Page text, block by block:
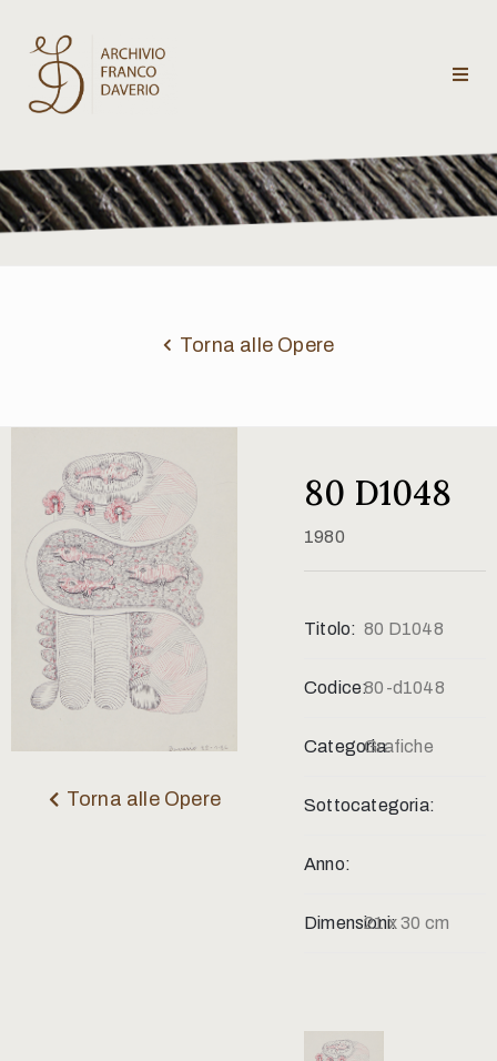
Archivio
Franco
Daverio
critici
Contatti
Torna alle Opere
Torna alle Opere
80 D1048
1980
Titolo: 80 D1048
Codice:80-d1048
Categoria:Grafiche
Sottocategoria:
Anno:
Dimensioni:21 x 30 cm